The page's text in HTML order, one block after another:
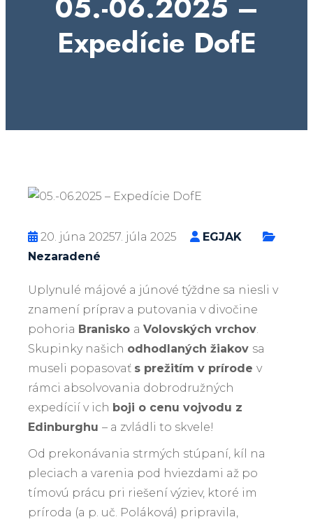
Expedície DofE
20. júna 20257. júla 2025
EGJAK
Nezaradené
Uplynulé májové a júnové týždne sa niesli v
znamení príprav a putovania v divočine
pohoria Branisko a Volovských vrchov.
Skupinky našich odhodlaných žiakov sa
museli popasovať s prežitím v prírode v
rámci absolvovania dobrodružných
expedícií v ich boji o cenu vojvodu z
Edinburghu – a zvládli to skvele!
Od prekonávania strmých stúpaní, kíl na
pleciach a varenia pod hviezdami až po
tímovú prácu pri riešení výziev, ktoré im
príroda (a p. uč. Poláková) pripravila,